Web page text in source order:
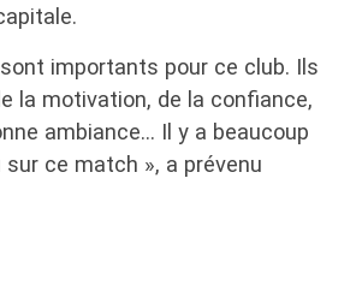
importants pour ce club. Ils
la motivation, de la confiance,
ambiance… Il y a beaucoup
ce match », a prévenu